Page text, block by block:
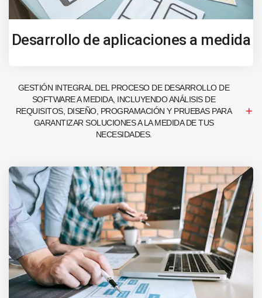
Desarrollo de aplicaciones a medida
GESTIÓN INTEGRAL DEL PROCESO DE DESARROLLO DE
SOFTWARE A MEDIDA, INCLUYENDO ANÁLISIS DE
REQUISITOS, DISEÑO, PROGRAMACIÓN Y PRUEBAS PARA
GARANTIZAR SOLUCIONES A LA MEDIDA DE TUS
NECESIDADES.